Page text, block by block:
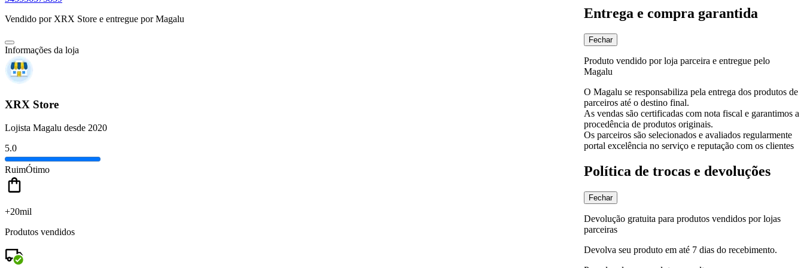
Vendido porXRX Store e entregue por Magalu
Informações da loja
XRX Store
Lojista Magalu desde 2020
5.0
RuimÓtimo
+20mil
Produtos vendidos
Entrega e compra garantida
Fechar
Produto vendido por loja parceira e entregue pelo
Magalu
O Magalu se responsabiliza pela entrega dos produtos de
parceiros até o destino final.
As vendas são certificadas com nota fiscal e garantimos a
procedência de produtos originais.
Os parceiros são selecionados e avaliados regularmente
portal excelência no serviço e reputação com os clientes
Política de trocas e devoluções
Fechar
Devolução gratuita para produtos vendidos por lojas
parceiras
Devolva seu produto em até 7 dias do recebimento.